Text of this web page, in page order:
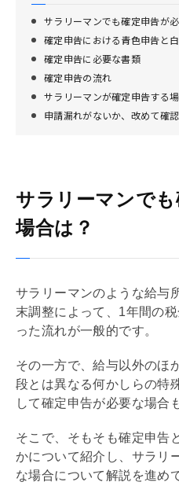
サラリーマンでも確定申告が
確定申告における青色申告と
確定申告に必要な書類
確定申告の流れ
サラリーマンが確定申告する
申請漏れがないか、改めて確
サラリーマンで
場合は？
サラリーマンのような給与
末調整によって、1年間の
った流れが一般的です。
その一方で、給与以外のほ
段とは異なる何かしらの特
して確定申告が必要な場合
そこで、そもそも確定申告
かについて紹介し、サラリ
な場合について解説を進め